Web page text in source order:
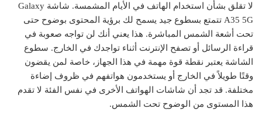
لا تقلق بشأن استخدام الهاتف في الأيام المشمسة. شاشة Galaxy
A35 5G تتمتع بسطوع جيد يسمح لك برؤية المحتوى بوضوح حتى
تحت أشعة الشمس المباشرة. هذا يعني أنك لن تواجه صعوبة في
قراءة الرسائل أو تصفح الإنترنت أثناء تواجدك في الخارج. سطوع
الشاشة يعتبر نقطة قوة مهمة في هذا الجهاز، خاصة لمن يقضون
وقتًا طويلاً في الخارج أو يستخدمون هواتفهم في ظروف إضاءة
مختلفة. قد تجد أن شاشات الهواتف الأخرى في نفس الفئة لا تقدم
هذا المستوى من الوضوح تحت الشمس.